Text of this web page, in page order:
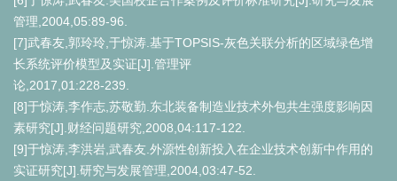
管理,2004,05:89-96.
[7]武春友,郭玲玲,于惊涛.基于TOPSIS-灰色关联分析的区域绿色增
长系统评价模型及实证[J].管理评
论,2017,01:228-239.
[8]于惊涛,李作志,苏敬勤.东北装备制造业技术外包共生强度影响因
素研究[J].财经问题研究,2008,04:117-122.
[9]于惊涛,李洪岩,武春友.外源性创新投入在企业技术创新中作用的
实证研究[J].研究与发展管理,2004,03:47-52.